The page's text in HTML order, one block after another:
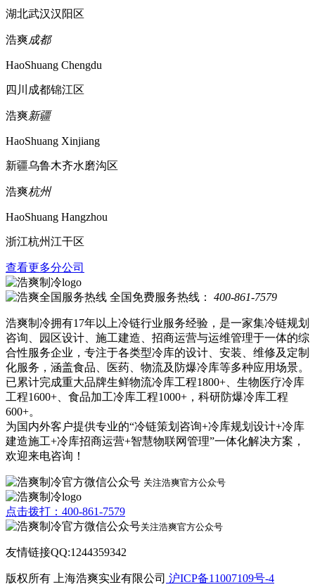
湖北武汉汉阳区
浩爽成都
HaoShuang Chengdu
四川成都锦江区
浩爽新疆
HaoShuang Xinjiang
新疆乌鲁木齐水磨沟区
浩爽杭州
HaoShuang Hangzhou
浙江杭州江干区
查看更多分公司
全国免费服务热线： 400-861-7579
浩爽制冷拥有17年以上冷链行业服务经验，是一家集冷链规划
咨询、园区设计、施工建造、招商运营与运维管理于一体的综
合性服务企业，专注于各类型冷库的设计、安装、维修及定制
化服务，涵盖食品、医药、物流及防爆冷库等多种应用场景。
已累计完成重大品牌生鲜物流冷库工程1800+、生物医疗冷库
工程1600+、食品加工冷库工程1000+，科研防爆冷库工程
600+。
为国内外客户提供专业的“冷链策划咨询+冷库规划设计+冷库
建造施工+冷库招商运营+智慧物联网管理”一体化解决方案，
欢迎来电咨询！
关注浩爽官方公众号
点击拨打：400-861-7579
关注浩爽官方公众号
友情链接QQ:1244359342
版权所有 上海浩爽实业有限公司 沪ICP备11007109号-4